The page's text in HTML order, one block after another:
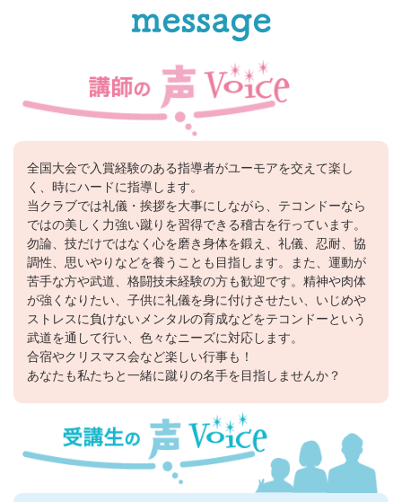
全国大会で入賞経験のある指導者がユーモアを交えて楽し
く、時にハードに指導します。
当クラブでは礼儀・挨拶を大事にしながら、テコンドーなら
ではの美しく力強い蹴りを習得できる稽古を行っています。
勿論、技だけではなく心を磨き身体を鍛え、礼儀、忍耐、協
調性、思いやりなどを養うことも目指します。また、運動が
苦手な方や武道、格闘技未経験の方も歓迎です。精神や肉体
が強くなりたい、子供に礼儀を身に付けさせたい、いじめや
ストレスに負けないメンタルの育成などをテコンドーという
武道を通して行い、色々なニーズに対応します。
合宿やクリスマス会など楽しい行事も！
あなたも私たちと一緒に蹴りの名手を目指しませんか？